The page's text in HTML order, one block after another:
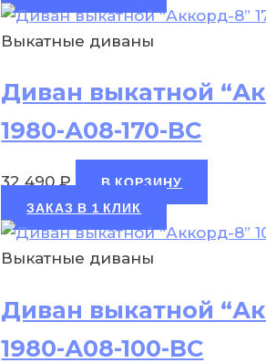
Выкатные диваны
Диван выкатной
1980-А08-170-ВС
32 490₽
В КОРЗИНУ
ЗАКАЗ В 1 КЛИК
Выкатные диваны
Диван выкатной
1980-А08-100-ВС